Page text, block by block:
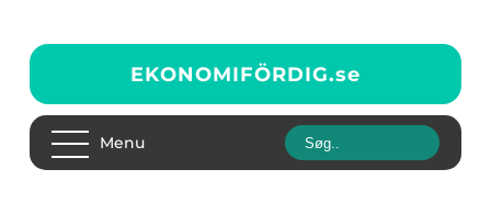
EKONOMIFÖRDIG.se
Menu